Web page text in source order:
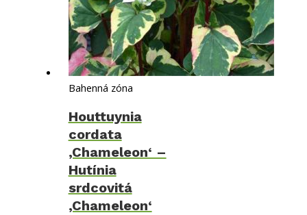
Bahenná zóna
Houttuynia
cordata
‚Chameleon‘ –
Hutínia
srdcovitá
‚Chameleon‘